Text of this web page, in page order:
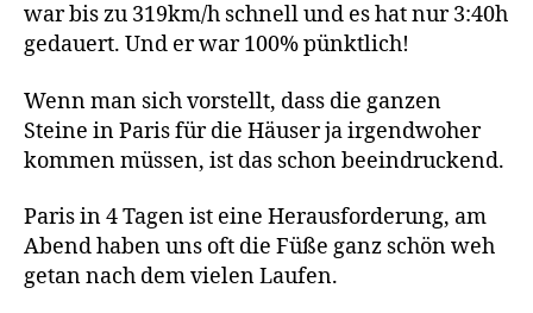
war bis zu 319km/h schnell und es hat nur 3:40h
gedauert. Und er war 100% pünktlich!
Wenn man sich vorstellt, dass die ganzen
Steine in Paris für die Häuser ja irgendwoher
kommen müssen, ist das schon beeindruckend.
Paris in 4 Tagen ist eine Herausforderung, am
Abend haben uns oft die Füße ganz schön weh
getan nach dem vielen Laufen.